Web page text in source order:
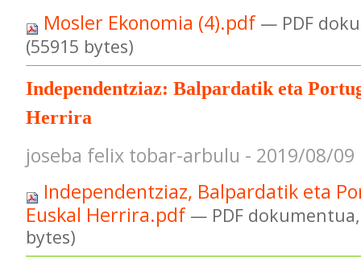
Mosler Ekonomia (4).pdf — PDF
(55915 bytes)
Independentziaz: Balpardatik eta
Herrira
joseba felix tobar-arbulu - 2019/08/09
Independentziaz, Balpardatik eta
Euskal Herrira.pdf — PDF dokumentua,
bytes)